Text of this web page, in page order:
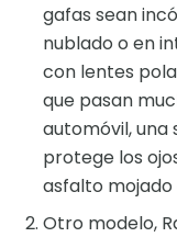
gafas sean
nublado o en
con lentes
que pasan
automóvil, una
protege los
asfalto mojado
Otro modelo,